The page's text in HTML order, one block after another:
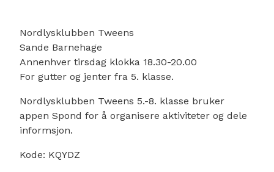
Nordlysklubben Tweens
Sande Barnehage
Annenhver tirsdag klokka 18.30-20.00
For gutter og jenter fra 5. klasse.
Nordlysklubben Tweens 5.-8. klasse bruker
appen Spond for å organisere aktiviteter og dele
informsjon.
Kode: KQYDZ